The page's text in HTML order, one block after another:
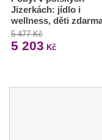
Jizerkách: jídlo i
wellness, děti
5 477 Kč
5 203 Kč